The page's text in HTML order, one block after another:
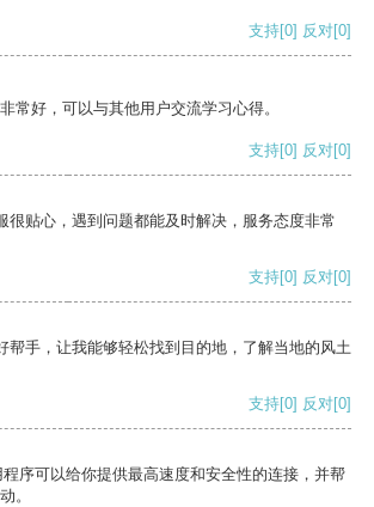
支持[0] 反对[0]
常好，可以与其他用户交流学习心得。
支持[0] 反对[0]
很贴心，遇到问题都能及时解决，服务态度非常
支持[0] 反对[0]
帮手，让我能够轻松找到目的地，了解当地的风土
支持[0] 反对[0]
序可以给你提供最高速度和安全性的连接，并帮
。